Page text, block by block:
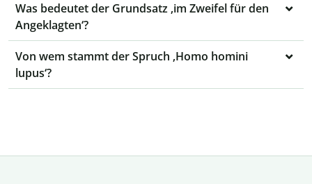
Was bedeutet der Grundsatz ‚im Zweifel für den
Angeklagten‘?
Von wem stammt der Spruch ‚Homo homini
lupus‘?